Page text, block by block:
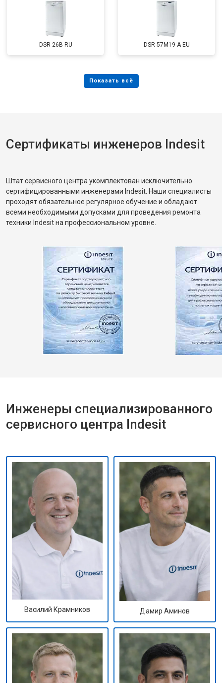
DSR 26B RU DSR 57M19 A EU
Сертификаты инженеров Indesit
Штат сервисного центра укомплектован исключительно
сертифицированными инженерами Indesit. Наши специалисты
проходят обязательное регулярное обучение и обладают
всеми необходимыми допусками для проведения ремонта
техники Indesit на профессиональном уровне.
Инженеры специализированного
сервисного центра Indesit
Василий Крамников Дамир Аминов